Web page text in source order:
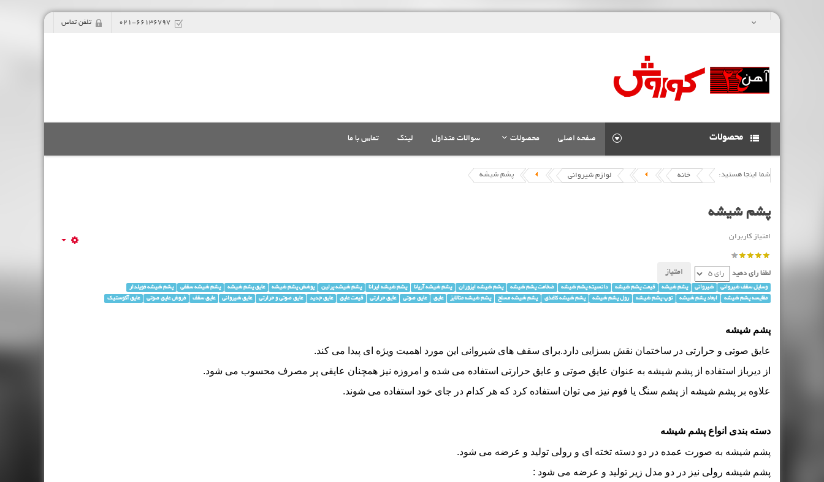
021-66136797 تلفن تماس
محصولات صفحه اصلی محصولات سوالات متداول لینک تماس با ما
شما اینجا هستید: خانه لوازم شیروانی پشم شیشه
پشم شیشه
امتیاز کاربران
لطفا رای دهید
وسایل سقف شیروانی شیروانی پشم شیشه قیمت پشم شیشه دانسیته پشم شیشه ضخامت پشم شیشه پشم شیشه ایزوران پشم شیشه آریانا پشم شیشه ایرانا پشم شیشه پرلین پوشش پشم شیشه عایق پشم شیشه پشم شیشه سقفی
پشم شیشه فویلدار
پشم شیشه متالایز
پشم شیشه مسلح پشم شیشه کاغذی رول پشم شیشه توپ پشم شیشه ابعاد پشم شیشه مقایسه پشم شیشه عایق عایق صوتی عایق حرارتی قیمت عایق عایق جدید عایق صوتی و حرارتی عایق شیروانی عایق سقف فروش عایق صوتی عایق آکوستیک
پشم شیشه
عایق صوتی و حرارتی در ساختمان نقش بسزایی دارد.برای سقف های شیروانی این مورد اهمیت ویژه ای پیدا می کند.
از دیرباز استفاده از پشم شیشه به عنوان عایق صوتی و عایق حرارتی استفاده می شده و امروزه نیز همچنان عایقی پر مصرف محسوب می شود.
علاوه بر پشم شیشه از پشم سنگ یا فوم نیز می توان استفاده کرد که هر کدام در جای خود استفاده می شوند.
دسته بندی انواع پشم شیشه
پشم شیشه به صورت عمده در دو دسته تخته ای و رولی تولید و عرضه می شود.
پشم شیشه رولی نیز در دو مدل زیر تولید و عرضه می شود :